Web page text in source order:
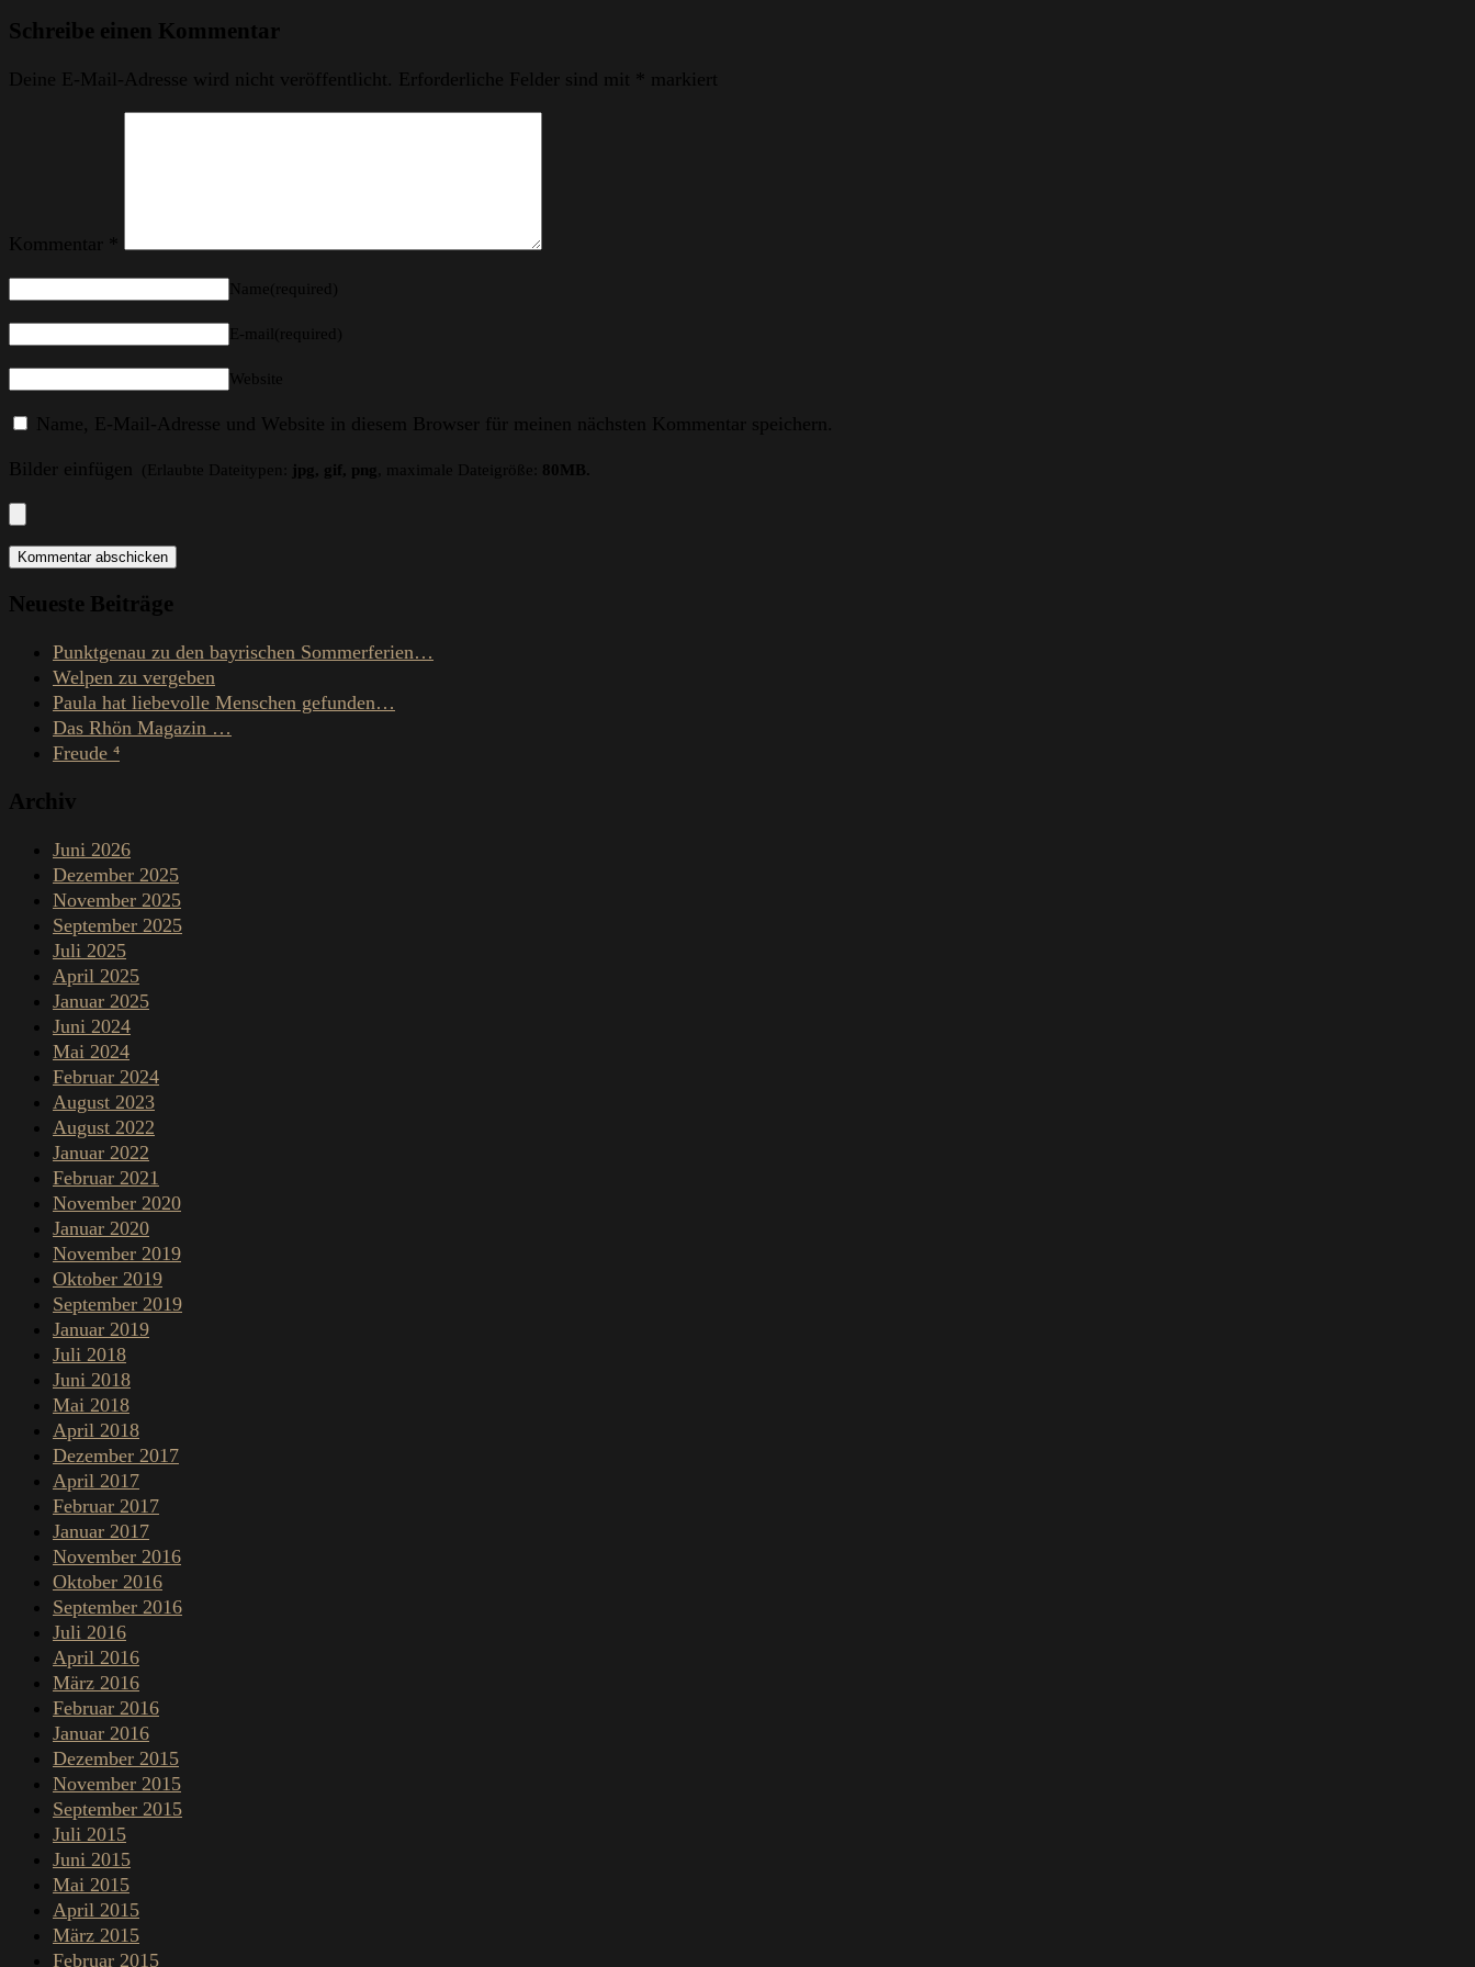
Schreibe einen Kommentar
Deine E-Mail-Adresse wird nicht veröffentlicht. Erforderliche Felder sind mit * markiert
Kommentar *
Name(required)
E-mail(required)
Website
Name, E-Mail-Adresse und Website in diesem Browser für meinen nächsten Kommentar speichern.
Bilder einfügen (Erlaubte Dateitypen: jpg, gif, png , maximale Dateigröße: 80MB.
Neueste Beiträge
Punktgenau zu den bayrischen Sommerferien…
Welpen zu vergeben
Paula hat liebevolle Menschen gefunden…
Das Rhön Magazin …
Freude ⁴
Archiv
Juni 2026
Dezember 2025
November 2025
September 2025
Juli 2025
April 2025
Januar 2025
Juni 2024
Mai 2024
Februar 2024
August 2023
August 2022
Januar 2022
Februar 2021
November 2020
Januar 2020
November 2019
Oktober 2019
September 2019
Januar 2019
Juli 2018
Juni 2018
Mai 2018
April 2018
Dezember 2017
April 2017
Februar 2017
Januar 2017
November 2016
Oktober 2016
September 2016
Juli 2016
April 2016
März 2016
Februar 2016
Januar 2016
Dezember 2015
November 2015
September 2015
Juli 2015
Juni 2015
Mai 2015
April 2015
März 2015
Februar 2015